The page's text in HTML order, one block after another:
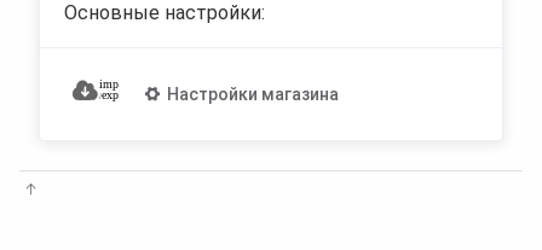
Основные настройки:
Настройки магазина